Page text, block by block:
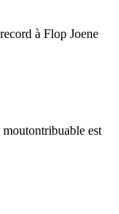
à Flop Joene
est